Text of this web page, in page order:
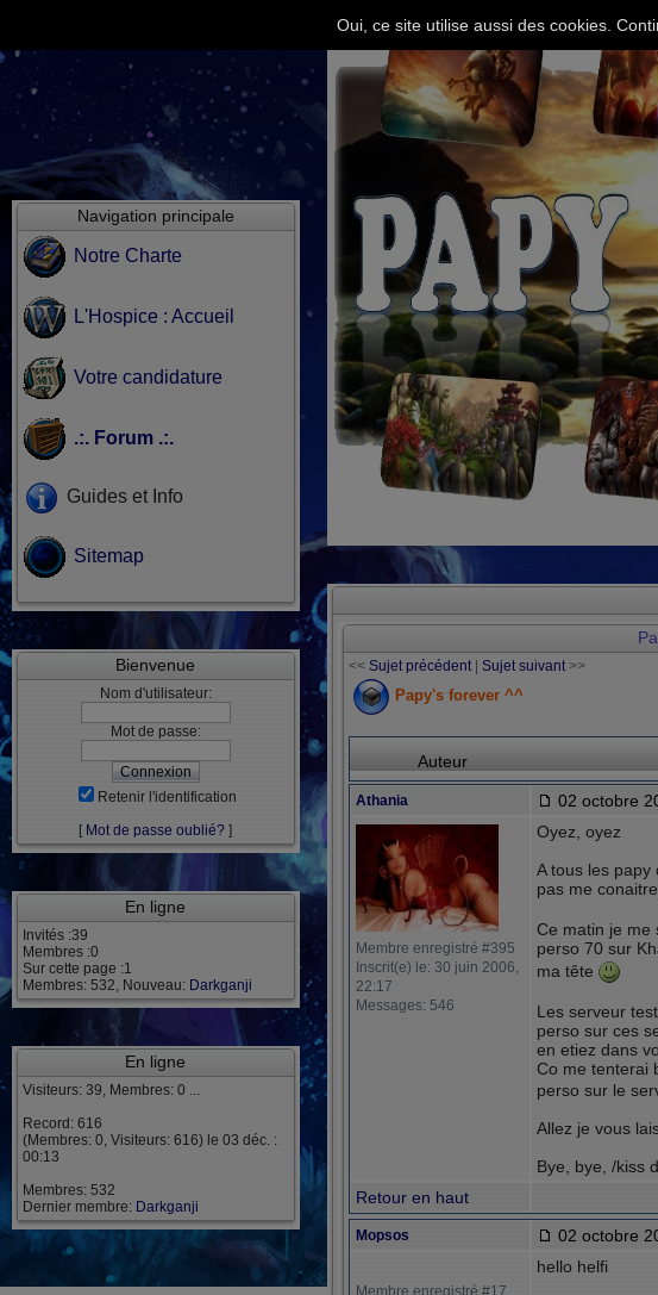
Navigation principale
Notre Charte
L'Hospice : Accueil
Votre candidature
.:. Forum .:.
Guides et Info
Sitemap
Bienvenue
Nom d'utilisateur:
Mot de passe:
Retenir l'identification
[ Mot de passe oublié? ]
En ligne
Invités :39
Membres :0
Sur cette page :1
Membres: 532, Nouveau: Darkganji
En ligne
Visiteurs: 39, Membres: 0 ...
Record: 616
(Membres: 0, Visiteurs: 616) le 03 déc. :
00:13
Membres: 532
Dernier membre: Darkganji
<< Sujet précédent| Sujet suivant>>
Papy's forever ^^
Auteur
Athania 02 octobre
Membre enregistré #395
Inscrit(e) le: 30 juin 2006,
22:17
Messages: 546
Oyez, oyez
A tous les
pas me
Ce matin je me
perso 70 sur
ma tête
Les serveur
perso sur ces
en etiez dans
Co me tenterai
perso sur le
Allez je vous
Bye, bye, /kiss
Retour en haut
Mopsos 02 octobre
Membre enregistré #17
hello helfi
Oui, ce site utilise aussi des cookies.